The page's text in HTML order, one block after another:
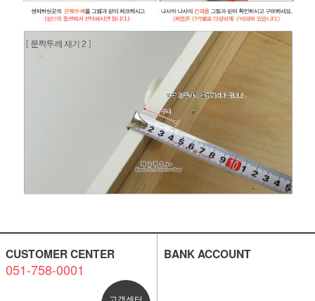
CUSTOMER CENTER
051-758-0001
BANK ACCOUNT